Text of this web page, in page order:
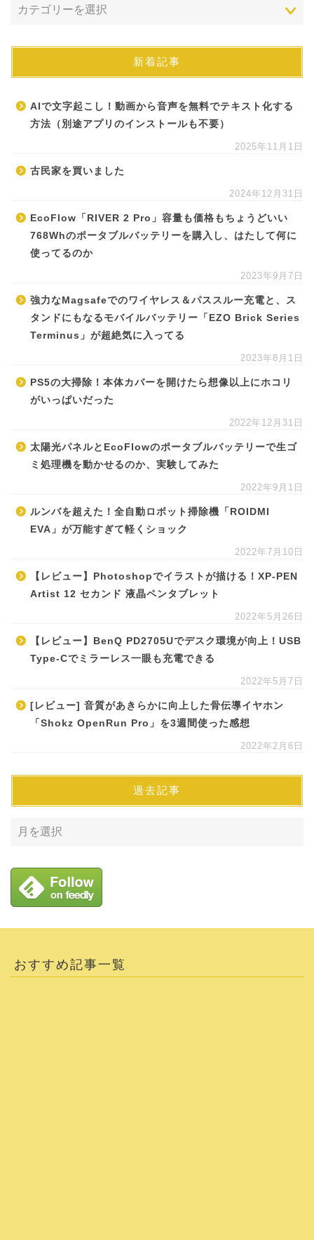
新着記事
AIで文字起こし！動画から音声を無料でテキスト化する
方法（別途アプリのインストールも不要）
2025年11月1日
古民家を買いました
2024年12月31日
EcoFlow「RIVER 2 Pro」容量も価格もちょうどいい
768Whのポータブルバッテリーを購入し、はたして何に
使ってるのか
2023年9月7日
強力なMagsafeでのワイヤレス＆パススルー充電と、ス
タンドにもなるモバイルバッテリー「EZO Brick Series
Terminus」が超絶気に入ってる
2023年8月1日
PS5の大掃除！本体カバーを開けたら想像以上にホコリ
がいっぱいだった
2022年12月31日
太陽光パネルとEcoFlowのポータブルバッテリーで生ゴ
ミ処理機を動かせるのか、実験してみた
2022年9月1日
ルンバを超えた！全自動ロボット掃除機「ROIDMI
EVA」が万能すぎて軽くショック
2022年7月10日
【レビュー】Photoshopでイラストが描ける！XP-PEN
Artist 12 セカンド 液晶ペンタブレット
2022年5月26日
【レビュー】BenQ PD2705Uでデスク環境が向上！USB
Type-Cでミラーレス一眼も充電できる
2022年5月7日
[レビュー] 音質があきらかに向上した骨伝導イヤホン
「Shokz OpenRun Pro」を3週間使った感想
2022年2月6日
過去記事
おすすめ記事一覧